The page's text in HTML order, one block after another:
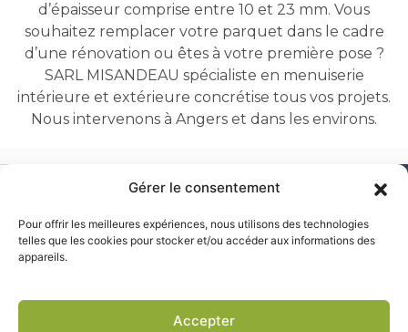
Gérer le consentement
Pour offrir les meilleures expériences, nous utilisons des technologies
telles que les cookies pour stocker et/ou accéder aux informations des
appareils.
Accepter
d’épaisseur comprise entre 10 et 23 mm. Vous
souhaitez remplacer votre parquet dans le cadre
d’une rénovation ou êtes à votre première pose ?
SARL MISANDEAU spécialiste en menuiserie
intérieure et extérieure concrétise tous vos projets.
Nous intervenons à Angers et dans les environs.
Accueil
Entreprise
MISANDEAU